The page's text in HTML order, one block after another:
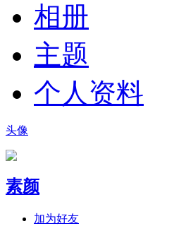
相册
主题
个人资料
头像
素颜
加为好友